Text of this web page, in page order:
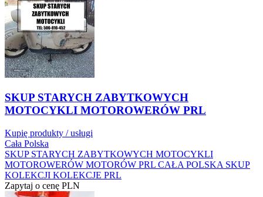
SKUP STARYCH ZABYTKOWYCH
MOTOCYKLI MOTOROWERÓW PRL
Kupię produkty / usługi
Cała Polska
SKUP STARYCH ZABYTKOWYCH MOTOCYKLI
MOTOROWERÓW MOTORÓW PRL CAŁA POLSKA SKUP
KOLEKCJI KOLEKCJE PRL
Zapytaj o cenę PLN